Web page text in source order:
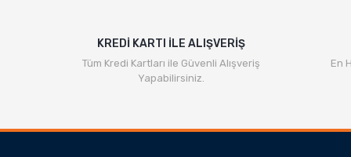
KREDİ KARTI İLE ALIŞVERİŞ
Tüm Kredi Kartları ile Güvenli Alışveriş
Yapabilirsiniz.
En